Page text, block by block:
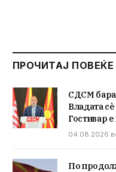
ПРОЧИТАЈ ПОВЕЌЕ
СДСМ бара
Владата
Гостивар
04.08.2026
По